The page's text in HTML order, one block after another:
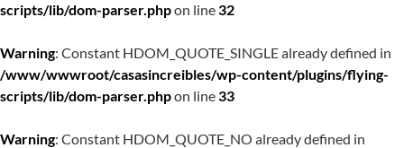
scripts/lib/dom-parser.phpon line32
Warning: Constant HDOM_QUOTE_SINGLE already defined in
/www/wwwroot/casasincreibles/wp-content/plugins/flying-
scripts/lib/dom-parser.phpon line33
Warning: Constant HDOM_QUOTE_NO already defined in